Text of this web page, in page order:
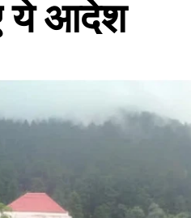
ये आदेश